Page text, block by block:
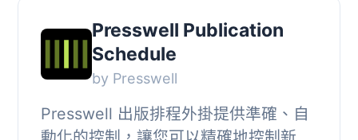
Presswell Publication
Schedule
by Presswell
Presswell 出版排程外掛提供準確、自